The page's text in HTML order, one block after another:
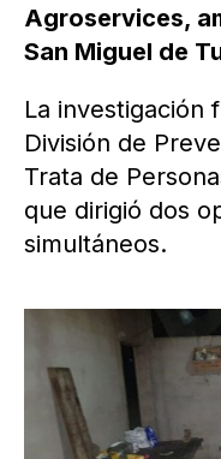
Agroservices,
San Miguel de
La investigación
División de
Trata de
que dirigió dos
simultáneos.